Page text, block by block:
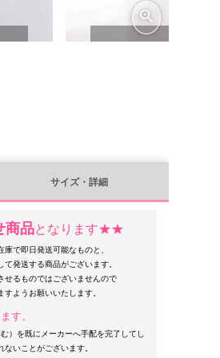
サイズ・詳細
商品となります★★
で即日発送可能なものと、
発送する商品がございます。
せるものではございませんので
す。
）を既にメーカーへ手配を完了してし
いことがございます。